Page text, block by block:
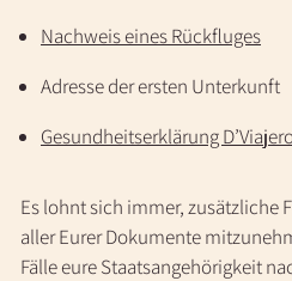
Nachweis eines Rückfluges
Adresse der ersten Unterkunft
Gesundheitserklärung
Es lohnt sich immer, zusätzliche
aller Eurer Dokumente
Fälle eure Staatsangehörigkeit